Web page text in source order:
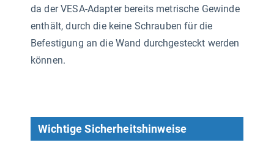
da der VESA-Adapter bereits metrische Gewinde
enthält, durch die keine Schrauben für die
Befestigung an die Wand durchgesteckt werden
können.
Wichtige Sicherheitshinweise